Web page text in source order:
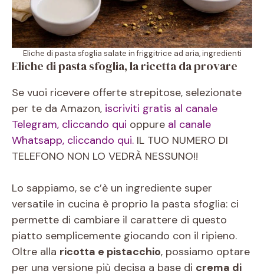
Eliche di pasta sfoglia salate in friggitrice ad aria, ingredienti
Eliche di pasta sfoglia, la ricetta da provare
Se vuoi ricevere offerte strepitose, selezionate
per te da Amazon, iscriviti gratis al canale
Telegram, cliccando qui oppure al canale
Whatsapp, cliccando qui. IL TUO NUMERO DI
TELEFONO NON LO VEDRÀ NESSUNO!!
Lo sappiamo, se c’è un ingrediente super
versatile in cucina è proprio la pasta sfoglia: ci
permette di cambiare il carattere di questo
piatto semplicemente giocando con il ripieno.
Oltre alla ricotta e pistacchio, possiamo optare
per una versione più decisa a base di crema di